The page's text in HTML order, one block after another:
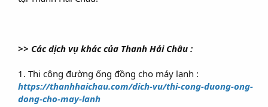
>> Các dịch vụ khác của Thanh Hải Châu :
1. Thi công đường ống đồng cho máy lạnh :
https://thanhhaichau.com/dich-vu/thi-cong-duong-ong-
dong-cho-may-lanh